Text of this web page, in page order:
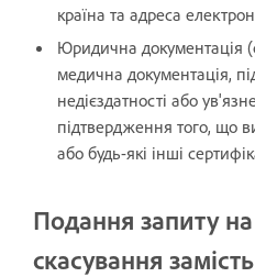
країна та адреса
Юридична документація
медична документація,
недієздатності або
підтвердження того, що
або будь-які інші
Подання запиту
скасування